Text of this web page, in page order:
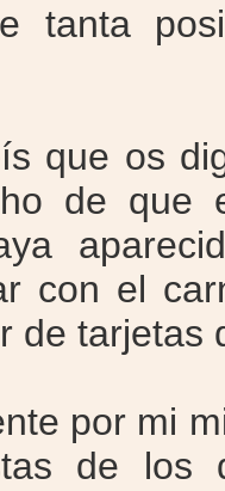
tanta
que os
de que
con el
de tarjetas
por mi
de